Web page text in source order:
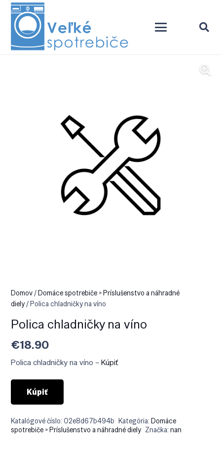
Domov/Domáce spotrebiče > Príslušenstvo a náhradné
diely/ Polica chladničky na víno
Polica chladničky na víno
€18.90
Polica chladničky na víno –Kúpiť
Kúpiť
Katalógové číslo:02e8d67b494b Kategória:Domáce
spotrebiče > Príslušenstvo a náhradné diely Značka:nan